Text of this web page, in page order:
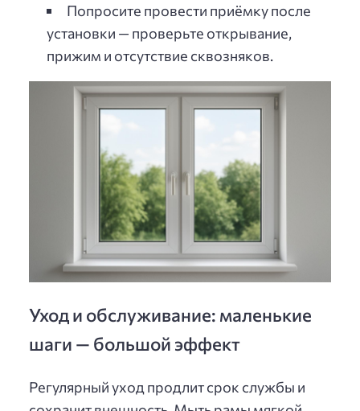
Попросите провести приёмку после
установки — проверьте открывание,
прижим и отсутствие сквозняков.
Уход и обслуживание: маленькие
шаги — большой эффект
Регулярный уход продлит срок службы и